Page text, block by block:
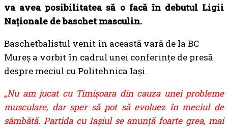
va avea posibilitatea să o facă în debutul Ligii
Naționale de baschet masculin.
Baschetbalistul venit în această vară de la BC
Mureș a vorbit în cadrul unei conferințe de presă
despre meciul cu Politehnica Iași.
„Nu am jucat cu Timișoara din cauza unei probleme
musculare, dar sper să pot să evoluez în meciul de
sâmbătă. Partida cu Iaşiul se anunţă foarte grea, mai